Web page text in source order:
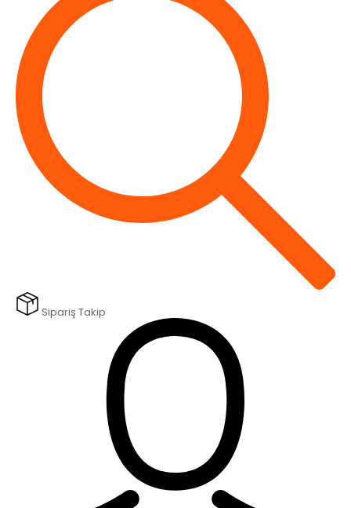
Sipariş Takip